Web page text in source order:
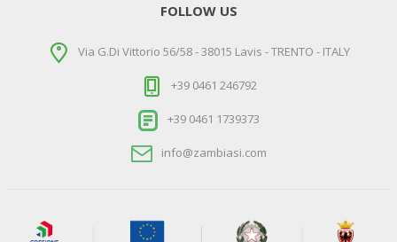
FOLLOW US
Via G.Di Vittorio 56/58 - 38015 Lavis - TRENTO - ITALY
+39 0461 246792
+39 0461 1739373
info@zambiasi.com